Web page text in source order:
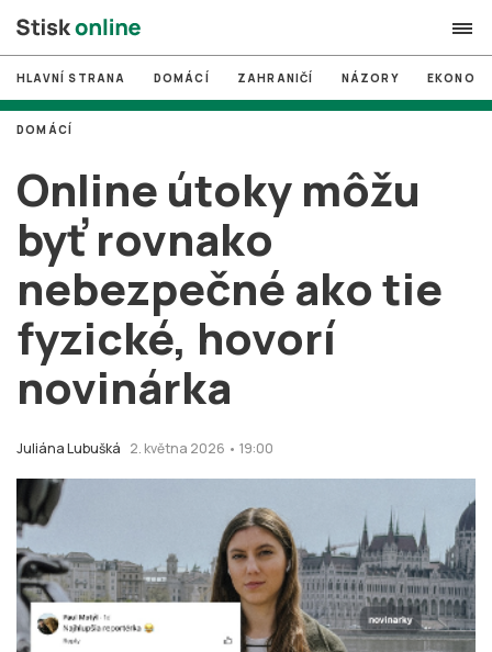
search
# MUNI
# Brno
# volby
login PŘIHLÁSIT SE
Zapomněli jste heslo?
Založit nový účet
HLAVNÍ STRANA DOMÁCÍ ZAHRANIČÍ NÁZORY
Online útoky môžu
byť rovnako
nebezpečné ako tie
fyzické, hovorí
novinárka
Juliána Lubušká 2. května 2026 • 19:00
DOMÁCÍ